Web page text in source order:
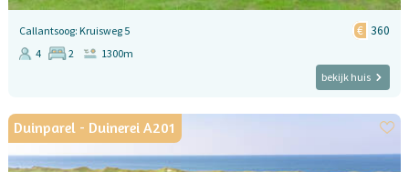
Callantsoog: Kruisweg 5 360
4 2
1300m
bekijk huis
Duinparel - Duinerei A201